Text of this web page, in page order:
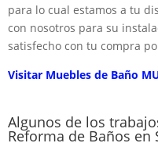
para lo cual estamos a tu
con nosotros para su
satisfecho con tu compra
Visitar Muebles de Baño
Algunos de los
Reforma de Baños en